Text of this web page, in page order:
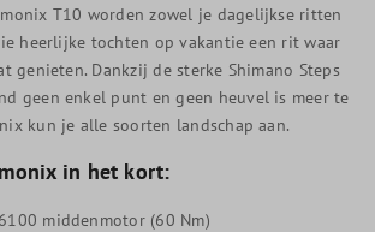
T10 worden zowel je dagelijkse ritten
heerlijke tochten op vakantie een rit waar
genieten. Dankzij de sterke Shimano Steps
geen enkel punt en geen heuvel is meer te
kun je alle soorten landschap aan.
in het kort:
middenmotor (60 Nm)